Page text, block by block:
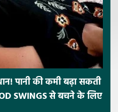
पानी की कमी बढ़ा सकती
SWINGS से बचने के लिए